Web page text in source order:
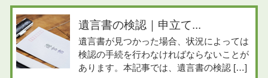
遺言書の検認｜申立て...
遺言書が見つかった場合、状況によっては
検認の手続を行わなければならないことが
あります。本記事では、遺言書の検認 […]